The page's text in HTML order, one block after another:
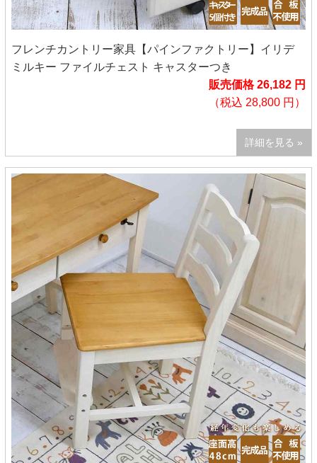
フレンチカントリー家具【パインファクトリー】イリデ
ミルキー ファイルチェスト キャスターつき
販売価格 26,182 円
（税込 28,800 円）
詳細を見る »